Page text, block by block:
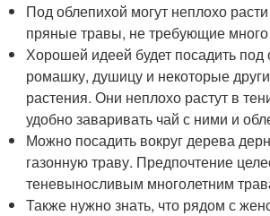
Под облепихой могут неплохо
пряные травы, не требующие много
Хорошей идеей будет посадить под
ромашку, душицу и некоторые
растения. Они неплохо растут в
удобно заваривать чай с ними и
Можно посадить вокруг дерева
газонную траву. Предпочтение
теневыносливым многолетним
Также нужно знать, что рядом с